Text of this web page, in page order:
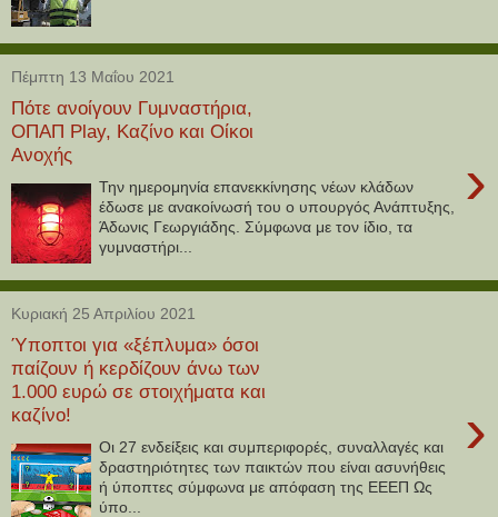
Πέμπτη 13 Μαΐου 2021
Πότε ανοίγουν Γυμναστήρια,
ΟΠΑΠ Play, Καζίνο και Οίκοι
Ανοχής
›
Την ημερομηνία επανεκκίνησης νέων κλάδων
έδωσε με ανακοίνωσή του ο υπουργός Ανάπτυξης,
Άδωνις Γεωργιάδης. Σύμφωνα με τον ίδιο, τα
γυμναστήρι...
Κυριακή 25 Απριλίου 2021
Ύποπτοι για «ξέπλυμα» όσοι
παίζουν ή κερδίζουν άνω των
1.000 ευρώ σε στοιχήματα και
καζίνο!
›
Οι 27 ενδείξεις και συμπεριφορές, συναλλαγές και
δραστηριότητες των παικτών που είναι ασυνήθεις
ή ύποπτες σύμφωνα με απόφαση της ΕΕΕΠ Ως
ύπο...